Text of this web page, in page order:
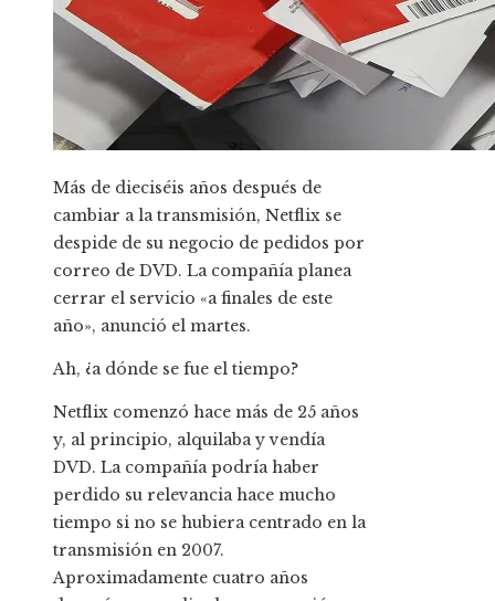
Más de dieciséis años después de
cambiar a la transmisión, Netflix se
despide de su negocio de pedidos por
correo de DVD. La compañía planea
cerrar el servicio «a finales de este
año», anunció el martes.
Ah, ¿a dónde se fue el tiempo?
Netflix comenzó hace más de 25 años
y, al principio, alquilaba y vendía
DVD. La compañía podría haber
perdido su relevancia hace mucho
tiempo si no se hubiera centrado en la
transmisión en 2007.
Aproximadamente cuatro años